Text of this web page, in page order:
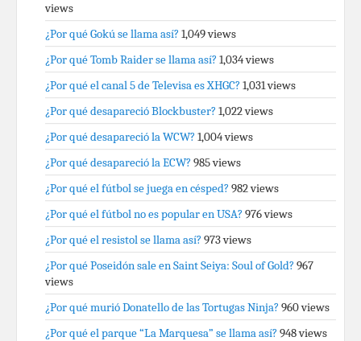
views
¿Por qué Gokú se llama así? 1,049 views
¿Por qué Tomb Raider se llama así? 1,034 views
¿Por qué el canal 5 de Televisa es XHGC? 1,031 views
¿Por qué desapareció Blockbuster? 1,022 views
¿Por qué desapareció la WCW? 1,004 views
¿Por qué desapareció la ECW? 985 views
¿Por qué el fútbol se juega en césped? 982 views
¿Por qué el fútbol no es popular en USA? 976 views
¿Por qué el resistol se llama así? 973 views
¿Por qué Poseidón sale en Saint Seiya: Soul of Gold? 967
views
¿Por qué murió Donatello de las Tortugas Ninja? 960 views
¿Por qué el parque “La Marquesa” se llama así? 948 views